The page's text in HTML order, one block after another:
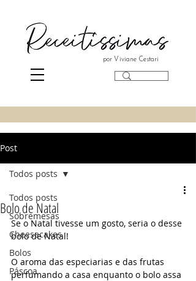
por Viviane Cestari
Post
Todos posts
Sobremesas
Cheesecakes
Bolos
Páscoa
Todos posts
Bolo de Natal
Se o Natal tivesse um gosto, seria o desse
bolo de Natal!
O aroma das especiarias e das frutas
perfumando a casa enquanto o bolo assa